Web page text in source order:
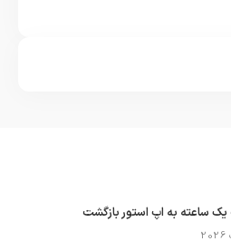
ساعته به اپ استور بازگشت